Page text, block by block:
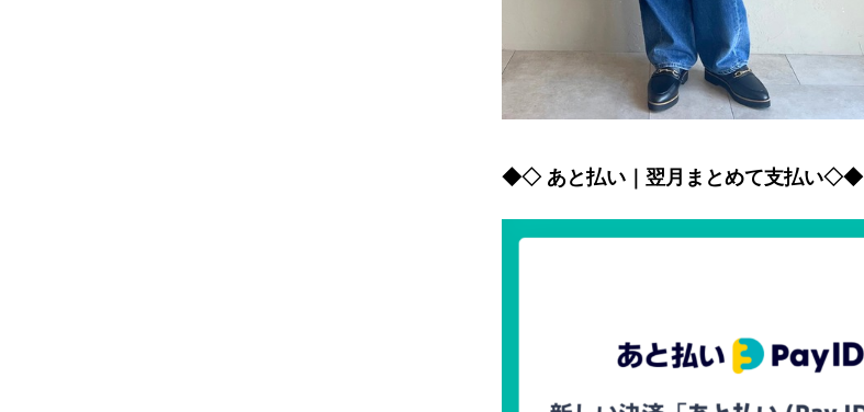
◆◇ あと払い｜翌月まとめて支払い◇◆